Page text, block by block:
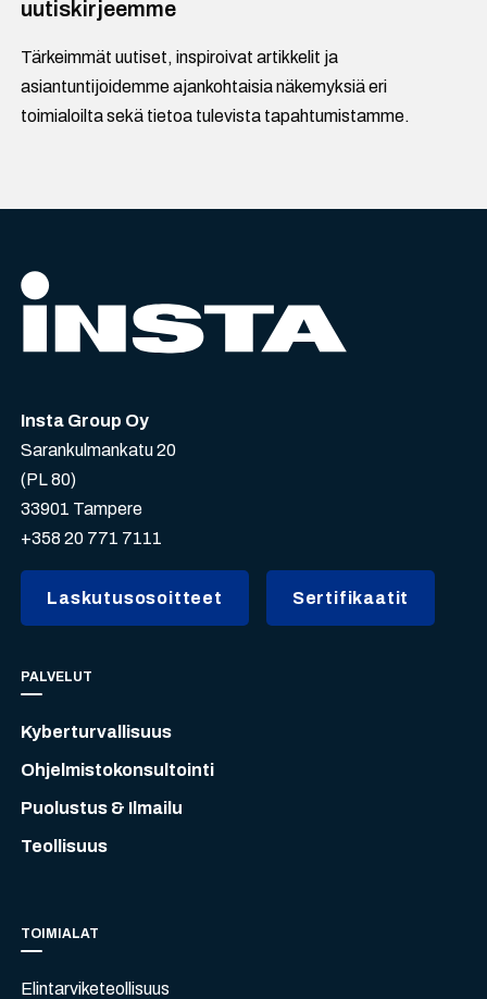
uutiskirjeemme
Tärkeimmät uutiset, inspiroivat artikkelit ja
asiantuntijoidemme ajankohtaisia näkemyksiä eri
toimialoilta sekä tietoa tulevista tapahtumistamme.
Insta Group Oy
Sarankulmankatu 20
(PL 80)
33901 Tampere
+358 20 771 7111
Laskutusosoitteet Sertifikaatit
PALVELUT
Kyberturvallisuus
Ohjelmistokonsultointi
Puolustus & Ilmailu
Teollisuus
TOIMIALAT
Elintarviketeollisuus